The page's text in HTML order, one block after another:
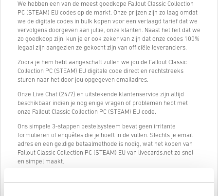
We hebben een van de meest goedkope Fallout Classic Collection
PC (STEAM) EU codes op de markt. Onze prijzen zijn zo laag omdat
we de digitale codes in bulk kopen voor een verlaagd tarief dat we
vervolgens doorgeven aan jullie, onze klanten. Naast het feit dat we
zo goedkoop zijn, kun je er ook zeker van zijn dat onze codes 100%
legaal zijn aangezien ze gekocht zijn van officiële leveranciers.
Zodra je hem hebt aangeschaft zullen we jou de Fallout Classic
Collection PC (STEAM) EU digitale code direct en rechtstreeks
sturen naar het door jou opgegeven emailadres.
Onze Live Chat (24/7) en uitstekende klantenservice zijn altijd
beschikbaar indien je nog enige vragen of problemen hebt met
onze Fallout Classic Collection PC (STEAM) EU code.
Ons simpele 3-stappen bestelsysteem bevat geen irritante
formulieren of enquêtes die je hoeft in de vullen. Slechts je email
adres en een geldige betaalmethode is nodig, wat het kopen van
Fallout Classic Collection PC (STEAM) EU van livecards.net zo snel
en simpel maakt.